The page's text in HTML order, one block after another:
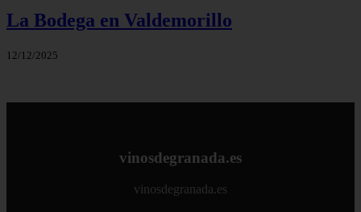
La Bodega en Valdemorillo
12/12/2025
vinosdegranada.es
vinosdegranada.es